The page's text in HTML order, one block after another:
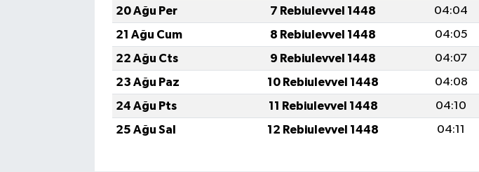
20 Ağu Per
7 Rebiulevvel 1448 04:04
21 Ağu Cum
8 Rebiulevvel 1448 04:05
22 Ağu Cts
9 Rebiulevvel 1448 04:07
23 Ağu Paz
10 Rebiulevvel 1448 04:08
24 Ağu Pts
11 Rebiulevvel 1448 04:10
25 Ağu Sal
12 Rebiulevvel 1448 04:11